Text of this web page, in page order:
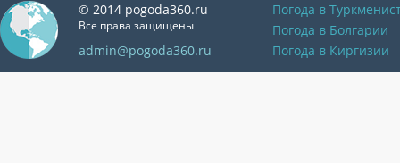
© 2014 pogoda360.ru
Все права защищены
admin@pogoda360.ru
Погода в
Погода в Болгарии
Погода в Киргизии